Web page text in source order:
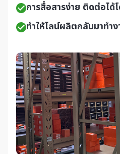
การสื่อสารง่าย ติดต่อไ
ทำให้ไลน์ผลิตกลับมาทำง